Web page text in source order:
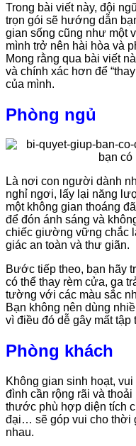
Trong bài viết này, đội
trọn gói sẽ hướng dẫn
gian sống cũng như một
mình trở nên hài hòa và
Mong rằng qua bài viết
và chính xác hơn để
của mình.
Phòng ngủ
Là nơi con người dành
nghỉ ngơi, lấy lại năng
một không gian thoáng
để đón ánh sáng và
chiếc giường vững chắc
giác an toàn và thư giãn.
Bước tiếp theo, bạn hãy
có thể thay rèm cửa, ga
tường với các màu sắc
Bạn không nên dùng
vì điều đó dễ gây mất tập
Phòng khách
Không gian sinh hoạt,
đình cần rộng rãi và
thước phù hợp diện tích
đại… sẽ góp vui cho thời
nhau.